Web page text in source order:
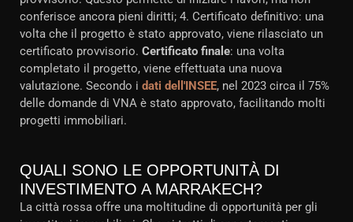
conferisce ancora pieni diritti; 4. Certificato definitivo: una
volta che il progetto è stato approvato, viene rilasciato un
certificato provvisorio. Certificato finale: una volta
completato il progetto, viene effettuata una nuova
valutazione. Secondo i dati dell'INSEE, nel 2023 circa il 75%
delle domande di VNA è stato approvato, facilitando molti
progetti immobiliari.
QUALI SONO LE OPPORTUNITÀ DI
INVESTIMENTO A MARRAKECH?
La città rossa offre una moltitudine di opportunità per gli